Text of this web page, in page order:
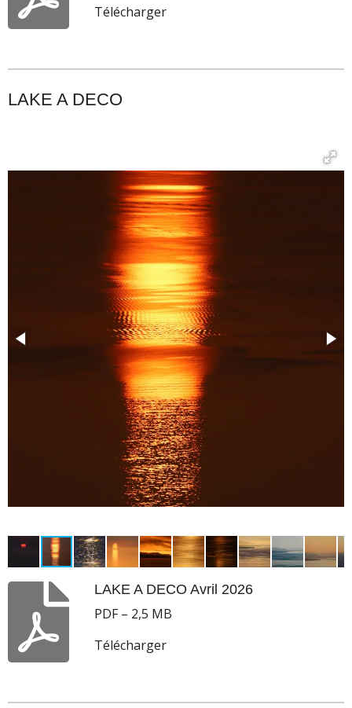
Télécharger
LAKE A DECO
LAKE A DECO Avril 2026
PDF – 2,5 MB
Télécharger